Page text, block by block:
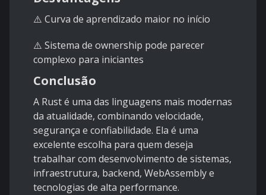
⚠️ Curva de aprendizado maior no início
⚠️ Sistema de ownership pode parecer
complexo para iniciantes
Conclusão
A Rust é uma das linguagens mais modernas
da atualidade, combinando velocidade,
segurança e confiabilidade. Ela é uma
excelente escolha para quem deseja
trabalhar com desenvolvimento de sistemas,
infraestrutura, backend, WebAssembly e
tecnologias de alta performance.